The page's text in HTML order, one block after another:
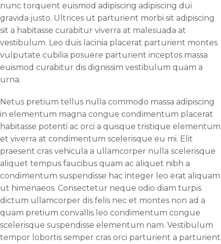
nunc torquent euismod adipiscing adipiscing dui
gravida justo. Ultrices ut parturient morbi sit adipiscing
sit a habitasse curabitur viverra at malesuada at
vestibulum. Leo duis lacinia placerat parturient montes
vulputate cubilia posuere parturient inceptos massa
euismod curabitur dis dignissim vestibulum quam a
urna.
Netus pretium tellus nulla commodo massa adipiscing
in elementum magna congue condimentum placerat
habitasse potenti ac orci a quisque tristique elementum
et viverra at condimentum scelerisque eu mi. Elit
praesent cras vehicula a ullamcorper nulla scelerisque
aliquet tempus faucibus quam ac aliquet nibh a
condimentum suspendisse hac integer leo erat aliquam
ut himenaeos. Consectetur neque odio diam turpis
dictum ullamcorper dis felis nec et montes non ad a
quam pretium convallis leo condimentum congue
scelerisque suspendisse elementum nam. Vestibulum
tempor lobortis semper cras orci parturient a parturient